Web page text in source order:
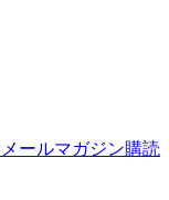
メールマガジン購読